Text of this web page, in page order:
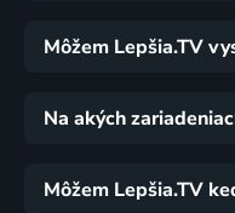
Môžem Lepšia.TV
Na akých
Môžem Lepšia.TV